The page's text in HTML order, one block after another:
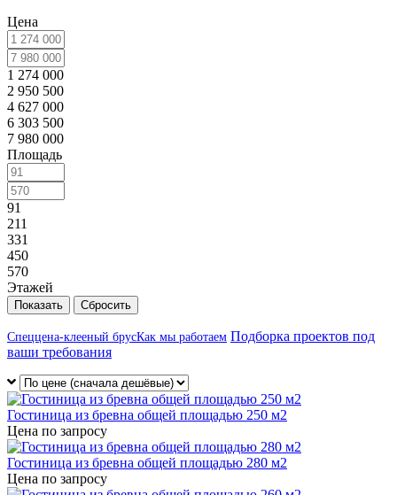
Цена
1 274 000
2 950 500
4 627 000
6 303 500
7 980 000
Площадь
91
211
331
450
570
Этажей
Сбросить
Спеццена-клееный брусКак мы работаем Подборка проектов под
ваши требования
Гостиница из бревна общей площадью 250 м2
Цена по запросу
Гостиница из бревна общей площадью 280 м2
Цена по запросу